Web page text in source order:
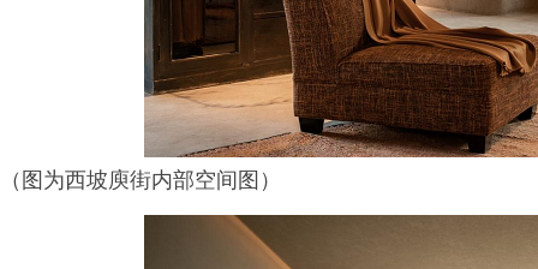
（图为西坡庾街内部空间图）